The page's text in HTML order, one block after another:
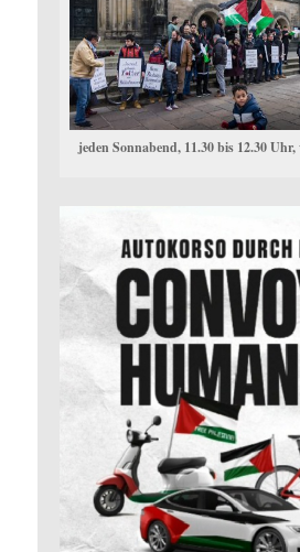
jeden Sonnabend, 11.30 bis 12.30